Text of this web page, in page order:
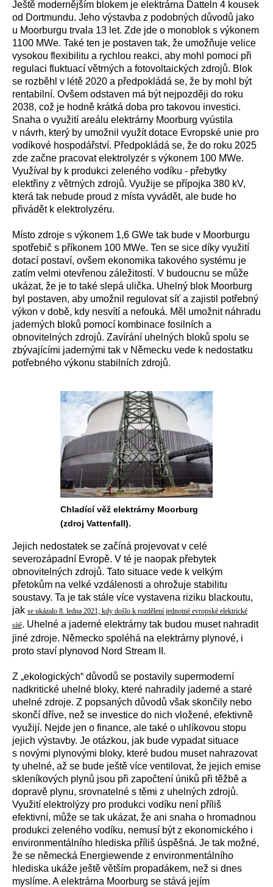
Ještě modernějším blokem je elektrárna Datteln 4 kousek
od Dortmundu. Jeho výstavba z podobných důvodů jako
u Moorburgu trvala 13 let. Zde jde o monoblok s výkonem
1100 MWe. Také ten je postaven tak, že umožňuje velice
vysokou flexibilitu a rychlou reakci, aby mohl pomoci při
regulaci fluktuací větrných a fotovoltaických zdrojů. Blok
se rozběhl v létě 2020 a předpokládá se, že by mohl být
rentabilní. Ovšem odstaven má být nejpozději do roku
2038, což je hodně krátká doba pro takovou investici.
Snaha o využití areálu elektrárny Moorburg vyústila
v návrh, který by umožnil využít dotace Evropské unie pro
vodíkové hospodářství. Předpokládá se, že do roku 2025
zde začne pracovat elektrolyzér s výkonem 100 MWe.
Využíval by k produkci zeleného vodíku - přebytky
elektřiny z větrných zdrojů. Využije se přípojka 380 kV,
která tak nebude proud z místa vyvádět, ale bude ho
přivádět k elektrolyzéru.
Místo zdroje s výkonem 1,6 GWe tak bude v Moorburgu
spotřebič s příkonem 100 MWe. Ten se sice díky využití
dotací postaví, ovšem ekonomika takového systému je
zatím velmi otevřenou záležitostí. V budoucnu se může
ukázat, že je to také slepá ulička. Uhelný blok Moorburg
byl postaven, aby umožnil regulovat síť a zajistil potřebný
výkon v době, kdy nesvítí a nefouká. Měl umožnit náhradu
jaderných bloků pomocí kombinace fosilních a
obnovitelných zdrojů. Zavírání uhelných bloků spolu se
zbývajícími jadernými tak v Německu vede k nedostatku
potřebného výkonu stabilních zdrojů.
Chladící věž elektrárny Moorburg
(zdroj Vattenfall).
Jejich nedostatek se začíná projevovat v celé
severozápadní Evropě. V té je naopak přebytek
obnovitelných zdrojů. Tato situace vede k velkým
přetokům na velké vzdálenosti a ohrožuje stabilitu
soustavy. Ta je tak stále více vystavena riziku blackoutu,
jak se ukázalo 8. ledna 2021, kdy došlo k rozdělení jednotné evropské elektrické
sítě. Uhelné a jaderné elektrárny tak budou muset nahradit
jiné zdroje. Německo spoléhá na elektrárny plynové, i
proto staví plynovod Nord Stream II.
Z „ekologických“ důvodů se postavily supermoderní
nadkritické uhelné bloky, které nahradily jaderné a staré
uhelné zdroje. Z popsaných důvodů však skončily nebo
skončí dříve, než se investice do nich vložené, efektivně
využijí. Nejde jen o finance, ale také o uhlíkovou stopu
jejich výstavby. Je otázkou, jak bude vypadat situace
s novými plynovými bloky, které budou muset nahrazovat
ty uhelné, až se bude ještě více ventilovat, že jejich emise
skleníkových plynů jsou při započtení úniků při těžbě a
dopravě plynu, srovnatelné s těmi z uhelných zdrojů.
Využití elektrolýzy pro produkci vodíku není příliš
efektivní, může se tak ukázat, že ani snaha o hromadnou
produkci zeleného vodíku, nemusí být z ekonomického i
environmentálního hlediska příliš úspěšná. Je tak možné,
že se německá Energiewende z environmentálního
hlediska ukáže ještě větším propadákem, než si dnes
myslíme. A elektrárna Moorburg se stává jejím